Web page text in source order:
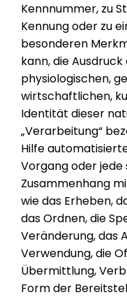
Kennnummer, zu
Kennung oder zu
besonderen
kann, die
physiologischen,
wirtschaftlichen,
Identität dieser
„Verarbeitung“
Hilfe
Vorgang oder
Zusammenhang
wie das Erheben,
das Ordnen, die
Veränderung, das
Verwendung, die
Übermittlung,
Form der